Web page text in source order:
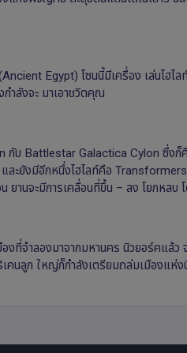
Egypt) โซนนี้มีเครื่อง เล่นไฮ
าลังจะ มาเอาชวิตคุณ
บ Battlestar Galactica Cylon ซึ่งก็
ละยังมีอีกหนึ่งไฮไลท์คือ
นจะมีการเคลื่อนที่ขึ้น – ลง โยกหลบ
ที่จําลองมาจากมหานคร นิวยอร์คแล้
คนลูก ใหญ่ก็กําลังเตรียมถล่มเมืองแห่